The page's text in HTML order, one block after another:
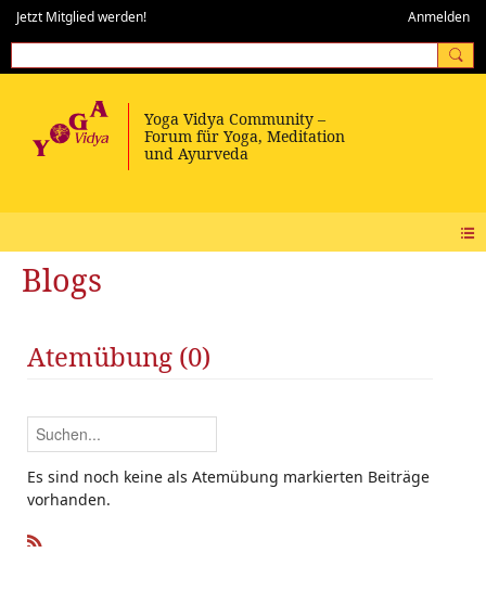
Jetzt Mitglied werden! Anmelden
Blogs
Atemübung (0)
Es sind noch keine als Atemübung markierten Beiträge
vorhanden.